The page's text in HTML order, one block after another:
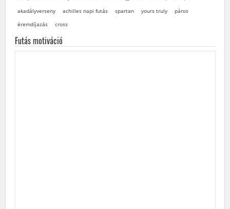
akadályverseny
achilles napi futás spartan yours truly
páros
éremdíjazás
cross
Futás motiváció